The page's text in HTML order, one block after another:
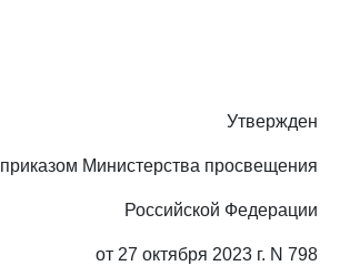
Утвержден
приказом Министерства просвещения
Российской Федерации
от 27 октября 2023 г. N 798